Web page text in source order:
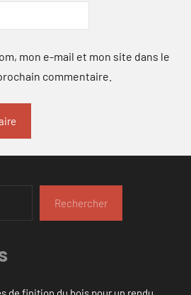
mon e-mail et mon site dans le
commentaire.
Rechercher